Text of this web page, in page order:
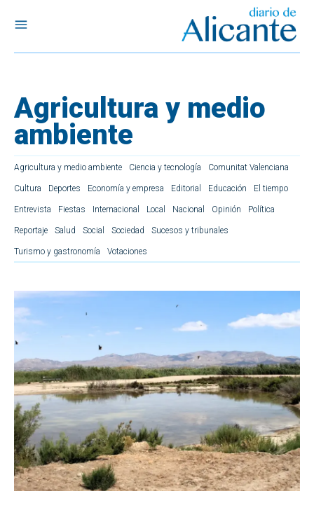
Agricultura y medio
ambiente
Agricultura y medio ambiente Ciencia y tecnología Comunitat Valenciana
Cultura Deportes Economía y empresa Editorial Educación El tiempo
Entrevista Fiestas Internacional Local Nacional Opinión Política
Reportaje Salud Social Sociedad Sucesos y tribunales
Turismo y gastronomía Votaciones